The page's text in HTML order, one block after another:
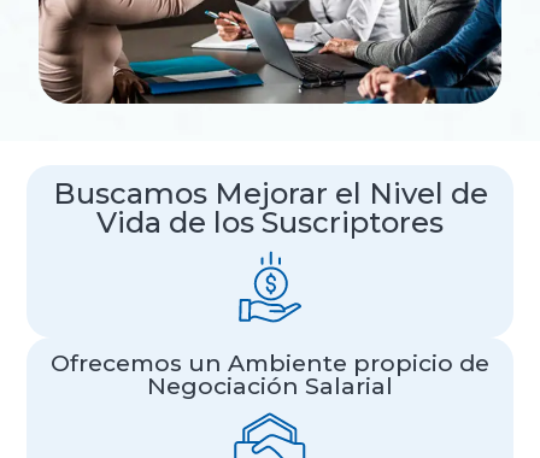
Buscamos Mejorar el Nivel de
Vida de los Suscriptores
Ofrecemos un Ambiente propicio de
Negociación Salarial